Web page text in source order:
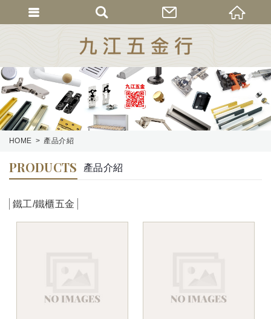
HOME 產品介紹
PRODUCTS 產品介紹
鐵工/鐵櫃五金